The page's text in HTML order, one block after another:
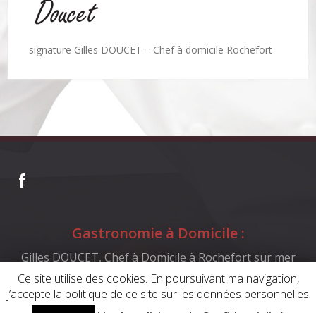
Accueil Gilles DOUCET
Mes prestations
Réalisations
signature Gilles DOUCET – Chef à domicile Rochefort
Gastronomie à Domicile :
Gilles DOUCET, Chef à Domicile à Rochefort sur mer
Design by Synap'Tic -Mentions légales
Ce site utilise des cookies. En poursuivant ma navigation,
j’accepte la politique de ce site sur les données personnelles